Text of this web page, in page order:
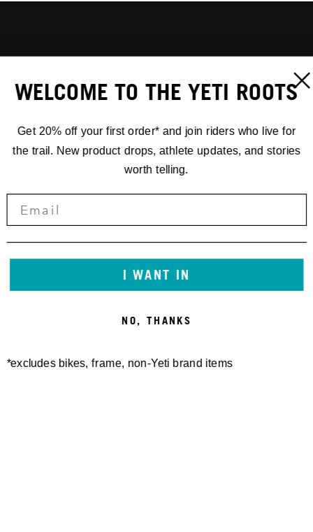
WELCOME TO THE YETI ROOTS
Get 20% off your first order* and join riders who live for
the trail. New product drops, athlete updates, and stories
worth telling.
I WANT IN
NO, THANKS
*excludes bikes, frame, non-Yeti brand items